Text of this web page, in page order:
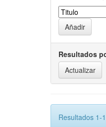
Resultados
Resultados 1-